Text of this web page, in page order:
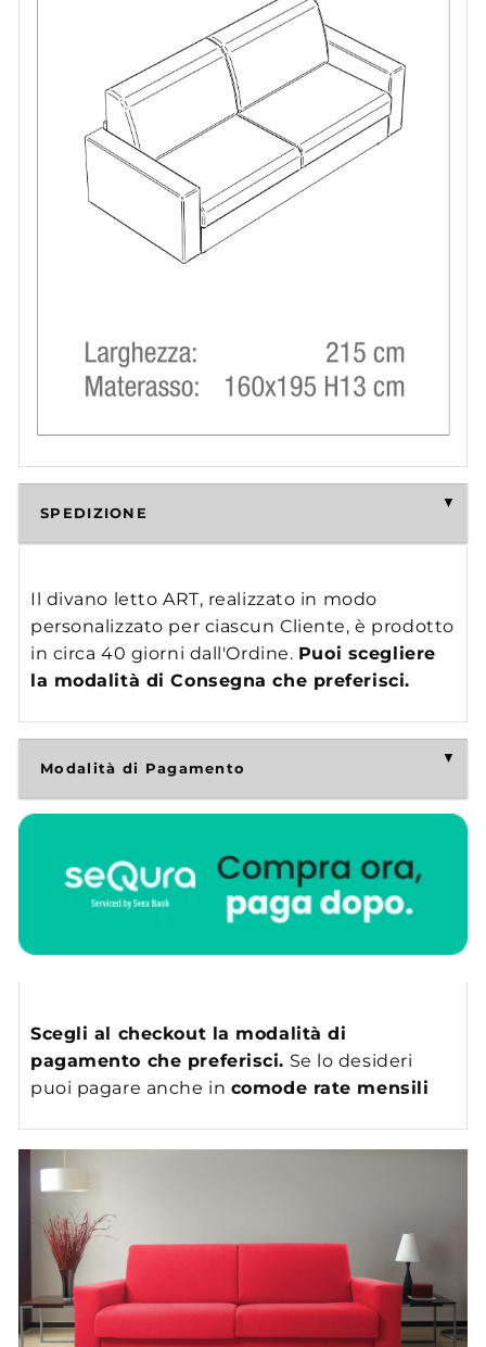
SPEDIZIONE
Il divano letto ART, realizzato in modo
personalizzato per ciascun Cliente, è prodotto
in circa 40 giorni dall'Ordine. Puoi scegliere
la modalità di Consegna che preferisci.
Modalità di Pagamento
Scegli al checkout la modalità di
pagamento che preferisci. Se lo desideri
puoi pagare anche in comode rate mensili